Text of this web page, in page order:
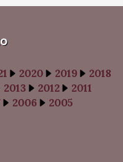
2020 2019
2018
2013 2012
2011
2006 2005